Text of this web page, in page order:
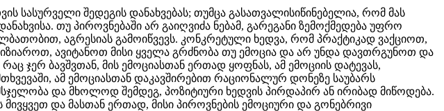
სასურველი შედეგის დანახვებას; თუმცა გასათვალისიწინებელია, რომ მას
თუ პიროვნებაში არ გაიღვიძა ნებამ, გარეგანი ზემოქმედება უფრო
აგრესიას გამოიწვევს. კონკრეტული ხედვა, რომ პრაქტიკად ვაქციოთ,
ავიტანოთ მისი ყველა გრძნობა თუ ემოცია და არ უნდა დავთრგუნოთ და
ჯერ ბავშვთან, მის ემოციასთან ერთად ყოფნას, ამ ემოციის დატევას,
ამ ემოციასთან დაკავშირებით რაციონალურ დონეზე საუბარს
და მხოლოდ შემდეგ, პოზიტიური ხედვის პირდაპირ ან ირიბად მიწოდება.
მივყვეთ და მასთან ერთად, მისი პიროვნების ემოციური და გონებრივი